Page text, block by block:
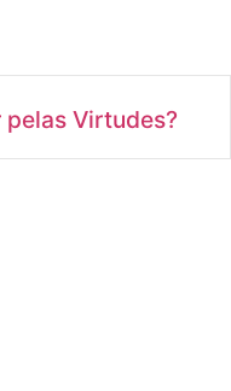
Virtudes?